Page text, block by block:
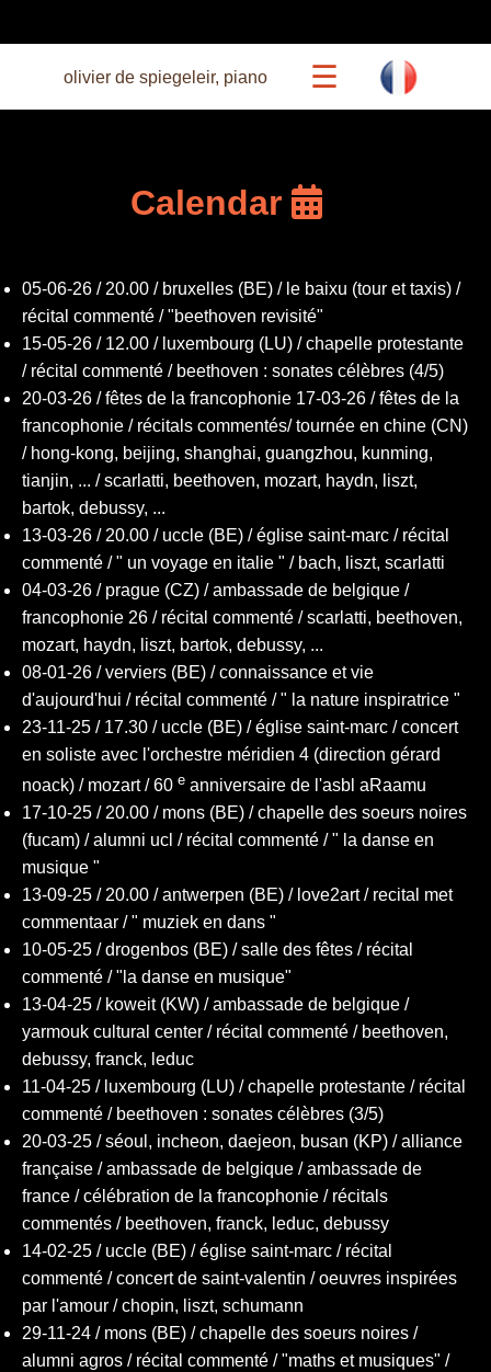
olivier de spiegeleir, piano
concerts
commented recitals
bio
CDs
☰
Calendar
05-06-26 / 20.00 / bruxelles (BE) / le baixu (tour et taxis) /
récital commenté / "beethoven revisité"
15-05-26 / 12.00 / luxembourg (LU) / chapelle protestante
/ récital commenté / beethoven : sonates célèbres (4/5)
20-03-26 / fêtes de la francophonie 17-03-26 / fêtes de la
francophonie / récitals commentés/ tournée en chine (CN)
/ hong-kong, beijing, shanghai, guangzhou, kunming,
tianjin, ... / scarlatti, beethoven, mozart, haydn, liszt,
bartok, debussy, ...
13-03-26 / 20.00 / uccle (BE) / église saint-marc / récital
commenté / " un voyage en italie " / bach, liszt, scarlatti
04-03-26 / prague (CZ) / ambassade de belgique /
francophonie 26 / récital commenté / scarlatti, beethoven,
mozart, haydn, liszt, bartok, debussy, ...
08-01-26 / verviers (BE) / connaissance et vie
d'aujourd'hui / récital commenté / " la nature inspiratrice "
23-11-25 / 17.30 / uccle (BE) / église saint-marc / concert
en soliste avec l'orchestre méridien 4 (direction gérard
noack) / mozart / 60 e anniversaire de l'asbl aRaamu
17-10-25 / 20.00 / mons (BE) / chapelle des soeurs noires
(fucam) / alumni ucl / récital commenté / " la danse en
musique "
13-09-25 / 20.00 / antwerpen (BE) / love2art / recital met
commentaar / " muziek en dans "
10-05-25 / drogenbos (BE) / salle des fêtes / récital
commenté / "la danse en musique"
13-04-25 / koweit (KW) / ambassade de belgique /
yarmouk cultural center / récital commenté / beethoven,
debussy, franck, leduc
11-04-25 / luxembourg (LU) / chapelle protestante / récital
commenté / beethoven : sonates célèbres (3/5)
20-03-25 / séoul, incheon, daejeon, busan (KP) / alliance
française / ambassade de belgique / ambassade de
france / célébration de la francophonie / récitals
commentés / beethoven, franck, leduc, debussy
14-02-25 / uccle (BE) / église saint-marc / récital
commenté / concert de saint-valentin / oeuvres inspirées
par l'amour / chopin, liszt, schumann
29-11-24 / mons (BE) / chapelle des soeurs noires /
alumni agros / récital commenté / "maths et musiques" /